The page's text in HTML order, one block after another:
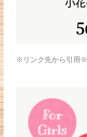
※リンク先から引用※